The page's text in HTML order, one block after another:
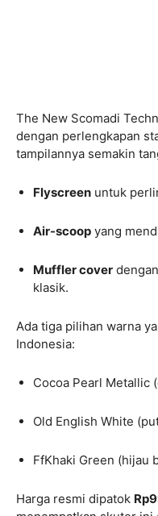
The New Scomadi
dengan perlengkapan
tampilannya semakin
Flyscreen untuk
Air-scoop yang
Muffler cover
klasik.
Ada tiga pilihan warna
Indonesia:
Cocoa Pearl Metallic
Old English White
FfKhaki Green (hijau
Harga resmi dipatok